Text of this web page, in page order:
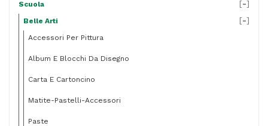
Scuola
Belle Arti
Accessori Per Pittura
Album E Blocchi Da Disegno
Carta E Cartoncino
Matite-Pastelli-Accessori
Paste
[-]
[-]